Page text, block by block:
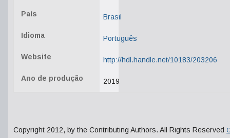
País Brasil
Idioma Português
Website http://hdl.handle.net/10183/203206
Ano de produção 2019
Copyright 2012, by the Contributing Authors. All Rights Reserved